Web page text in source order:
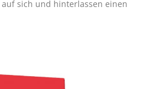
sich und hinterlassen einen